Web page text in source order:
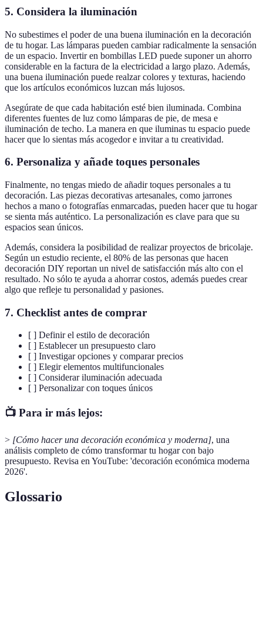
5. Considera la iluminación
No subestimes el poder de una buena iluminación en la decoración
de tu hogar. Las lámparas pueden cambiar radicalmente la sensación
de un espacio. Invertir en bombillas LED puede suponer un ahorro
considerable en la factura de la electricidad a largo plazo. Además,
una buena iluminación puede realzar colores y texturas, haciendo
que los artículos económicos luzcan más lujosos.
Asegúrate de que cada habitación esté bien iluminada. Combina
diferentes fuentes de luz como lámparas de pie, de mesa e
iluminación de techo. La manera en que iluminas tu espacio puede
hacer que lo sientas más acogedor e invitar a tu creatividad.
6. Personaliza y añade toques personales
Finalmente, no tengas miedo de añadir toques personales a tu
decoración. Las piezas decorativas artesanales, como jarrones
hechos a mano o fotografías enmarcadas, pueden hacer que tu hogar
se sienta más auténtico. La personalización es clave para que su
espacios sean únicos.
Además, considera la posibilidad de realizar proyectos de bricolaje.
Según un estudio reciente, el 80% de las personas que hacen
decoración DIY reportan un nivel de satisfacción más alto con el
resultado. No sólo te ayuda a ahorrar costos, además puedes crear
algo que refleje tu personalidad y pasiones.
7. Checklist antes de comprar
[ ] Definir el estilo de decoración
[ ] Establecer un presupuesto claro
[ ] Investigar opciones y comparar precios
[ ] Elegir elementos multifuncionales
[ ] Considerar iluminación adecuada
[ ] Personalizar con toques únicos
📺 Para ir más lejos:
> [Cómo hacer una decoración económica y moderna], una
análisis completo de cómo transformar tu hogar con bajo
presupuesto. Revisa en YouTube: 'decoración económica moderna
2026'.
Glossario